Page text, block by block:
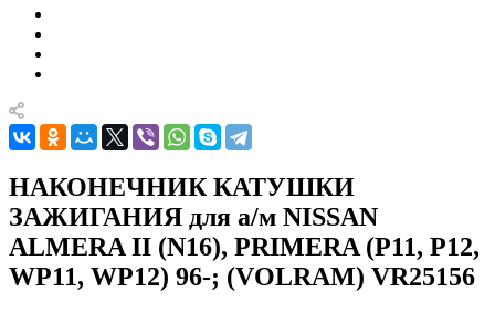
НАКОНЕЧНИК КАТУШКИ
ЗАЖИГАНИЯ для а/м NISSAN
ALMERA II (N16), PRIMERA (P11, P12,
WP11, WP12) 96-; (VOLRAM) VR25156